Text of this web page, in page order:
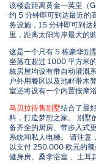
该楼盘距离黄金一英里（
约 5 分钟即可到达最近的
务设施，15 分钟即可到
里，距离太阳海岸最大的
这是一个只有 5 栋豪华别
坐落在超过 1000 平方米
栋房屋均设有带自动灌溉
户外用餐区以及池畔带木
室还将设有一个内置按摩浴
马贝拉待售别墅结合了最
料，打造梦想之家。 别墅
备齐全的厨房、带步入式
系统和私人电梯。 请注意
以支付 250.000 欧元的额
健身房、桑拿浴室 、土耳